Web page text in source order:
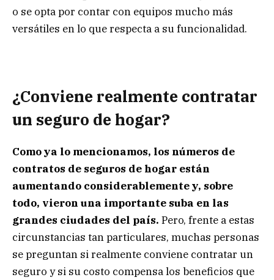
o se opta por contar con equipos mucho más
versátiles en lo que respecta a su funcionalidad.
¿Conviene realmente contratar
un seguro de hogar?
Como ya lo mencionamos, los números de
contratos de seguros de hogar están
aumentando considerablemente y, sobre
todo, vieron una importante suba en las
grandes ciudades del país. Pero, frente a estas
circunstancias tan particulares, muchas personas
se preguntan si realmente conviene contratar un
seguro y si su costo compensa los beneficios que